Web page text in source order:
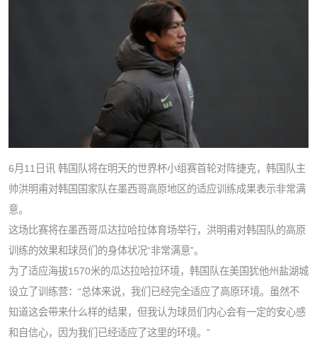
6月11日讯 韩国队将在明天的世界杯小组赛首轮对阵捷克，韩国队主
帅洪明甫对韩国国家队在墨西哥高原地区的适应训练成果表示非常满
意。
这场比赛将在墨西哥瓜达拉哈拉体育场举行，洪明甫对韩国队的高原
训练的效果和球员们的身体状况“非常满意”。
为了适应海拔1570米的瓜达拉哈拉环境，韩国队在美国犹他州盐湖城
设立了训练营：“总体来说，我们已经完全适应了高原环境。虽然不
知道这会带来什么样的结果，但我认为球员们内心会有一定的安心感
和自信心，因为我们已经适应了这里的环境。”